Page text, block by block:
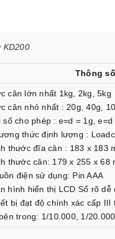
KD200
Thông
cân lớn nhất 1kg, 2kg, 5kg
cân nhỏ nhất : 20g, 40g,
số cho phép : e=d = 1g,
thức định lượng :
thước đĩa cân : 183 x 183
thước cân: 179 x 255 x 68
điện sử dụng: Pin AAA
hình hiển thị LCD Số rõ dễ
bị đạt độ chính xác cấp III
trong: 1/10.000, 1/